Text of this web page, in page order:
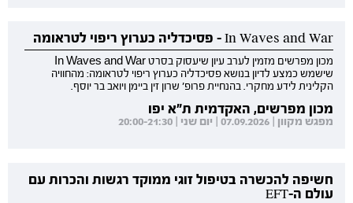
In Waves and War - פסיכדליה כערוץ ריפוי לטראומה
מכון מפרשים מזמין לערב עיון שיעסוק בסרט In Waves and War
שישמש כמצע לדיון בנושא פסיכדליה כערוץ ריפוי לטראומה: מהחוויה
הקלינית לידע מחקרי. בהנחיית פרופ' שרון זין ביימן ויואב בר יוסף.
מכון מפרשים, האקדמית ת"א יפו
מפגש מקוון | 07.09.2026 | יום שני | 20:00-21:30
חשיפה להכשרה בטיפול זוגי ממוקד רגשות והכרות עם
עולם ה-EFT